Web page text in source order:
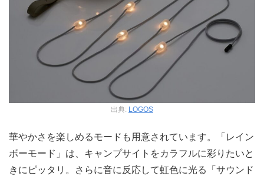
出典: LOGOS
華やかさを楽しめるモードも用意されています。「レイン
ボーモード」は、キャンプサイトをカラフルに彩りたいと
きにピッタリ。さらに音に反応して虹色に光る「サウンド